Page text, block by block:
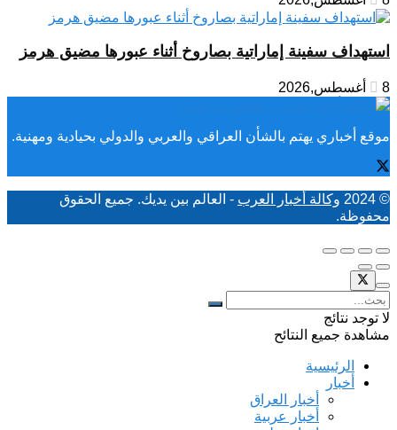
استهداف سفينة إماراتية بصاروخ أثناء عبورها مضيق هرمز
8 أغسطس,2026
موقع أخباري يهتم بالشأن العراقي والعربي والدولي بحيادية ومهنية.
© 2024 وكالة أخبار العرب - العالم بين يديك. جميع الحقوق
محفوظة.
لا توجد نتائج
مشاهدة جميع النتائح
الرئيسية
أخبار
أخبار العراق
أخبار عربية